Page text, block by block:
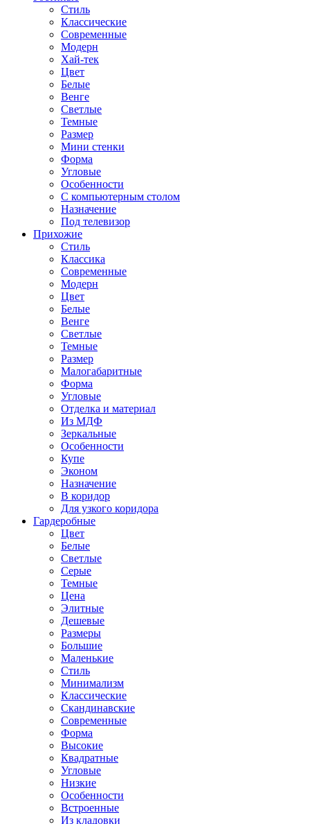
Стиль
Классические
Современные
Модерн
Хай-тек
Цвет
Белые
Венге
Светлые
Темные
Размер
Мини стенки
Форма
Угловые
Особенности
С компьютерным столом
Назначение
Под телевизор
Прихожие
Стиль
Классика
Современные
Модерн
Цвет
Белые
Венге
Светлые
Темные
Размер
Малогабаритные
Форма
Угловые
Отделка и материал
Из МДФ
Зеркальные
Особенности
Купе
Эконом
Назначение
В коридор
Для узкого коридора
Гардеробные
Цвет
Белые
Светлые
Серые
Темные
Цена
Элитные
Дешевые
Размеры
Большие
Маленькие
Стиль
Минимализм
Классические
Скандинавские
Современные
Форма
Высокие
Квадратные
Угловые
Низкие
Особенности
Встроенные
Из кладовки